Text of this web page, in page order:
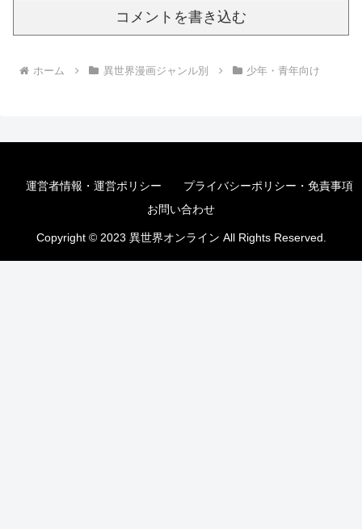
コメントを書き込む
ホーム 異世界漫画ジャンル別 少年・青年向け
運営者情報・運営ポリシー
プライバシーポリシー・免責事項
お問い合わせ
Copyright © 2023 異世界オンライン All Rights Reserved.